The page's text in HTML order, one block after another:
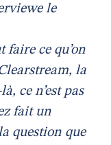
le
faire ce qu’on
la
ce n’est pas
fait un
question que